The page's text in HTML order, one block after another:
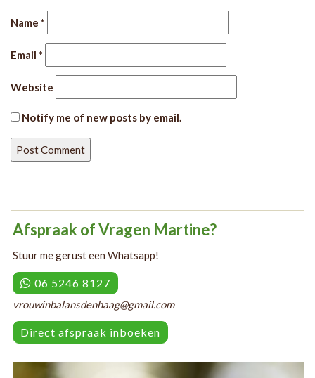
Name *
Email *
Website
Notify me of new posts by email.
Afspraak of Vragen Martine?
Stuur me gerust een Whatsapp!
06 5246 8127
vrouwinbalansdenhaag@gmail.com
Direct afspraak inboeken